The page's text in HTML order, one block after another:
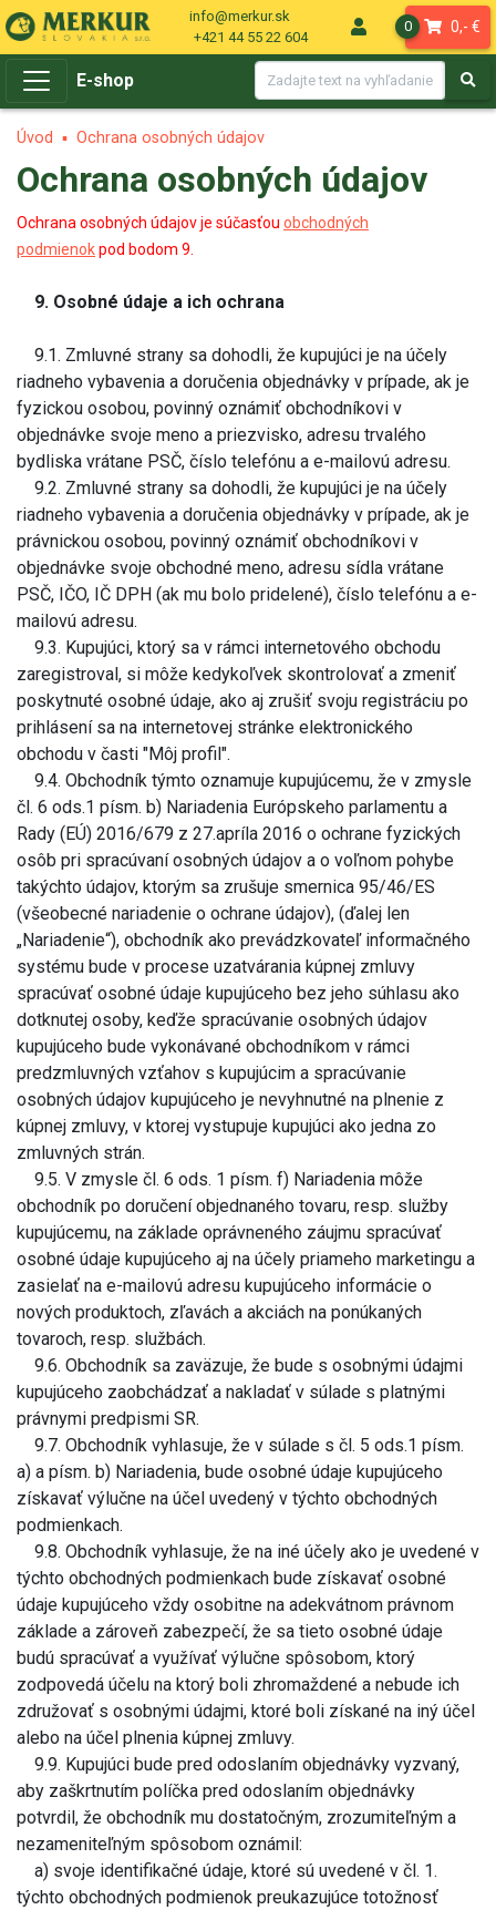
info@merkur.sk
+421 44 55 22 604
0 0,- €
E-shop
Úvod Ochrana osobných údajov
Ochrana osobných údajov
Ochrana osobných údajov je súčasťou obchodných
podmienokpod bodom 9.
9. Osobné údaje a ich ochrana
9.1. Zmluvné strany sa dohodli, že kupujúci je na účely
riadneho vybavenia a doručenia objednávky v prípade, ak je
fyzickou osobou, povinný oznámiť obchodníkovi v
objednávke svoje meno a priezvisko, adresu trvalého
bydliska vrátane PSČ, číslo telefónu a e-mailovú adresu.
9.2. Zmluvné strany sa dohodli, že kupujúci je na účely
riadneho vybavenia a doručenia objednávky v prípade, ak je
právnickou osobou, povinný oznámiť obchodníkovi v
objednávke svoje obchodné meno, adresu sídla vrátane
PSČ, IČO, IČ DPH (ak mu bolo pridelené), číslo telefónu a e-
mailovú adresu.
9.3. Kupujúci, ktorý sa v rámci internetového obchodu
zaregistroval, si môže kedykoľvek skontrolovať a zmeniť
poskytnuté osobné údaje, ako aj zrušiť svoju registráciu po
prihlásení sa na internetovej stránke elektronického
obchodu v časti "Môj profil".
9.4. Obchodník týmto oznamuje kupujúcemu, že v zmysle
čl. 6 ods.1 písm. b) Nariadenia Európskeho parlamentu a
Rady (EÚ) 2016/679 z 27.apríla 2016 o ochrane fyzických
osôb pri spracúvaní osobných údajov a o voľnom pohybe
takýchto údajov, ktorým sa zrušuje smernica 95/46/ES
(všeobecné nariadenie o ochrane údajov), (ďalej len
„Nariadenie“), obchodník ako prevádzkovateľ informačného
systému bude v procese uzatvárania kúpnej zmluvy
spracúvať osobné údaje kupujúceho bez jeho súhlasu ako
dotknutej osoby, keďže spracúvanie osobných údajov
kupujúceho bude vykonávané obchodníkom v rámci
predzmluvných vzťahov s kupujúcim a spracúvanie
osobných údajov kupujúceho je nevyhnutné na plnenie z
kúpnej zmluvy, v ktorej vystupuje kupujúci ako jedna zo
zmluvných strán.
9.5. V zmysle čl. 6 ods. 1 písm. f) Nariadenia môže
obchodník po doručení objednaného tovaru, resp. služby
kupujúcemu, na základe oprávneného záujmu spracúvať
osobné údaje kupujúceho aj na účely priameho marketingu a
zasielať na e-mailovú adresu kupujúceho informácie o
nových produktoch, zľavách a akciách na ponúkaných
tovaroch, resp. službách.
9.6. Obchodník sa zaväzuje, že bude s osobnými údajmi
kupujúceho zaobchádzať a nakladať v súlade s platnými
právnymi predpismi SR.
9.7. Obchodník vyhlasuje, že v súlade s čl. 5 ods.1 písm.
a) a písm. b) Nariadenia, bude osobné údaje kupujúceho
získavať výlučne na účel uvedený v týchto obchodných
podmienkach.
9.8. Obchodník vyhlasuje, že na iné účely ako je uvedené v
týchto obchodných podmienkach bude získavať osobné
údaje kupujúceho vždy osobitne na adekvátnom právnom
základe a zároveň zabezpečí, že sa tieto osobné údaje
budú spracúvať a využívať výlučne spôsobom, ktorý
zodpovedá účelu na ktorý boli zhromaždené a nebude ich
združovať s osobnými údajmi, ktoré boli získané na iný účel
alebo na účel plnenia kúpnej zmluvy.
9.9. Kupujúci bude pred odoslaním objednávky vyzvaný,
aby zaškrtnutím políčka pred odoslaním objednávky
potvrdil, že obchodník mu dostatočným, zrozumiteľným a
nezameniteľným spôsobom oznámil:
a) svoje identifikačné údaje, ktoré sú uvedené v čl. 1.
týchto obchodných podmienok preukazujúce totožnosť